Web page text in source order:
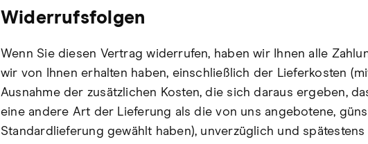
Widerrufsfolgen
Wenn Sie diesen Vertrag widerrufen, haben wir Ihnen alle
wir von Ihnen erhalten haben, einschließlich der Lieferkosten
Ausnahme der zusätzlichen Kosten, die sich daraus ergeben,
eine andere Art der Lieferung als die von uns angebotene,
Standardlieferung gewählt haben), unverzüglich und spätestens